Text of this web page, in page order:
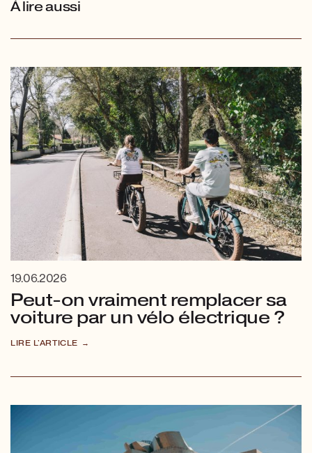
À lire aussi
19.06.2026
Peut-on vraiment remplacer sa
voiture par un vélo électrique ?
LIRE L'ARTICLE